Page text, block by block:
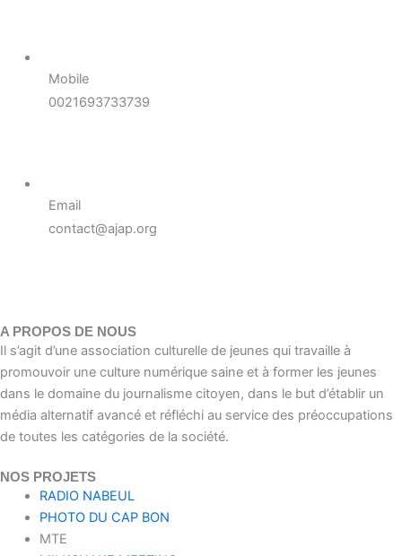
Mobile
0021693733739
Email
contact@ajap.org
A PROPOS DE NOUS
Il s’agit d’une association culturelle de jeunes qui travaille à
promouvoir une culture numérique saine et à former les jeunes
dans le domaine du journalisme citoyen, dans le but d’établir un
média alternatif avancé et réfléchi au service des préoccupations
de toutes les catégories de la société.
NOS PROJETS
RADIO NABEUL
PHOTO DU CAP BON
MTE